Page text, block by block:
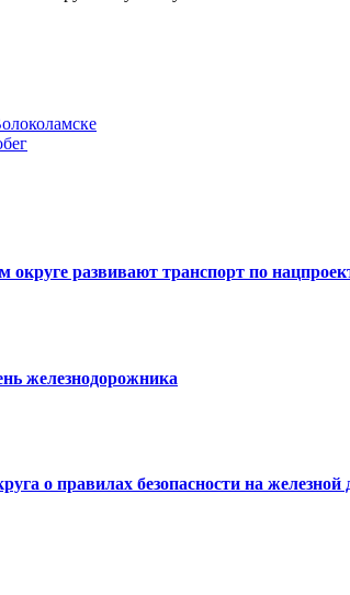
развивают транспорт по
железнодорожника
о правилах безопасности на железной